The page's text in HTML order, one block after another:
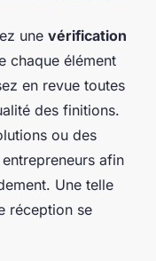
une vérification
chaque élément
en revue toutes
des finitions.
ou des
afin
Une telle
réception se